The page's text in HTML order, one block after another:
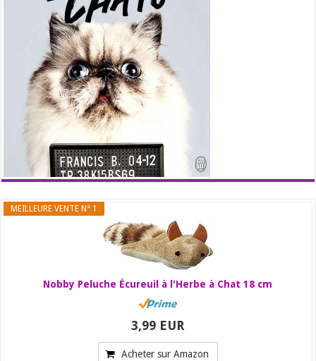
MEILLEURE VENTE N° 1
Nobby Peluche Écureuil à l'Herbe à Chat 18 cm
3,99 EUR
Acheter sur Amazon